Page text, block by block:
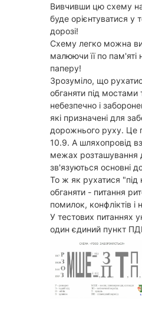
Вивчивши цю схему
буде орієнтуватися у
дорозі!
Схему легко можна
малюючи її по пам'яті
паперу!
Зрозуміло, що
обганяти під
небезпечно і
які призначені для
дорожнього руху. Це
10.9. А шляхопровід
межах розташування
зв'язуються основні
То ж як рухатися
обганяти - питання
помилок, конфліктів і
У тестових питаннях
один єдиний пункт